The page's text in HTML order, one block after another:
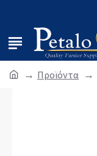
Προϊόντα